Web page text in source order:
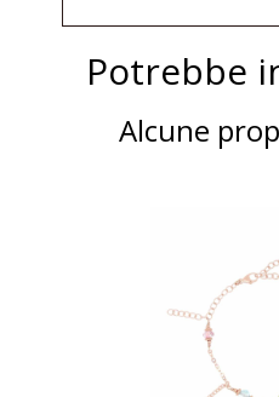
Potrebbe
Alcune